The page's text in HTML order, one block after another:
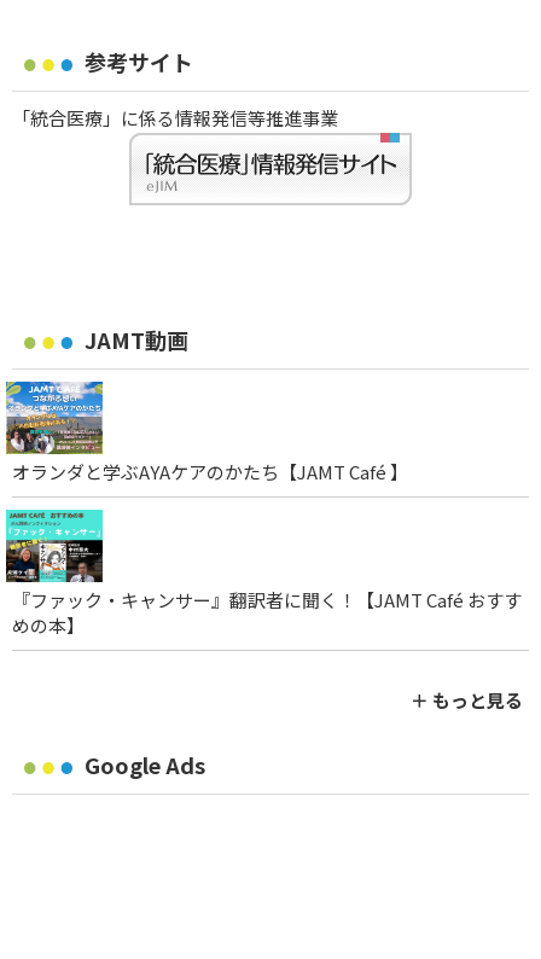
参考サイト
「統合医療」に係る情報発信等推進事業
JAMT動画
オランダと学ぶAYAケアのかたち【JAMT Café 】
『ファック・キャンサー』翻訳者に聞く！【JAMT Café おすす
めの本】
＋ もっと見る
Google Ads